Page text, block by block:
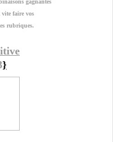
gagnantes
vite faire vos
rubriques.
}